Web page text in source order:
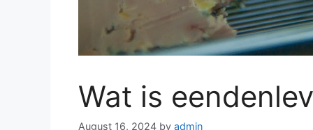
Wat is
August 16, 2024 by admin